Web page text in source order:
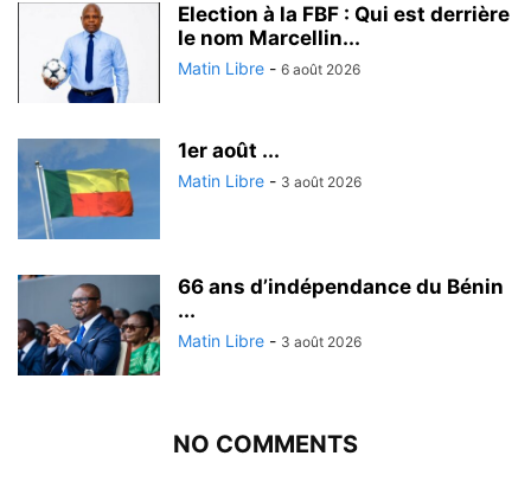
Election à la FBF : Qui est derrière
le nom Marcellin...
Matin Libre - 6 août 2026
1er août ...
Matin Libre - 3 août 2026
66 ans d’indépendance du Bénin
...
Matin Libre - 3 août 2026
NO COMMENTS